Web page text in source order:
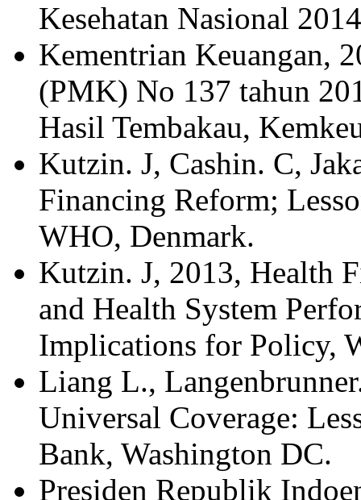
Kesehatan Nasional
Kementrian Keuangan,
(PMK) No 137 tahun
Hasil Tembakau,
Kutzin. J, Cashin. C,
Financing Reform;
WHO, Denmark.
Kutzin. J, 2013, Health
and Health System
Implications for Policy,
Liang L.,
Universal Coverage:
Bank, Washington DC.
Presiden Republik